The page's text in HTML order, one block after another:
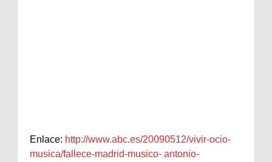
Enlace: http://www.abc.es/20090512/vivir-ocio-
musica/fallece-madrid-musico- antonio-